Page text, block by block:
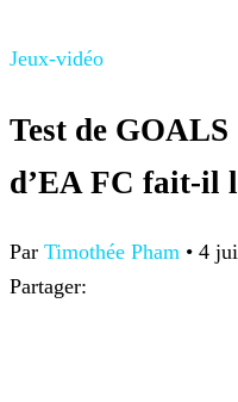
Jeux-vidéo
Test de
d’EA FC fait-il
Par Timothée Pham • 4
Partager: